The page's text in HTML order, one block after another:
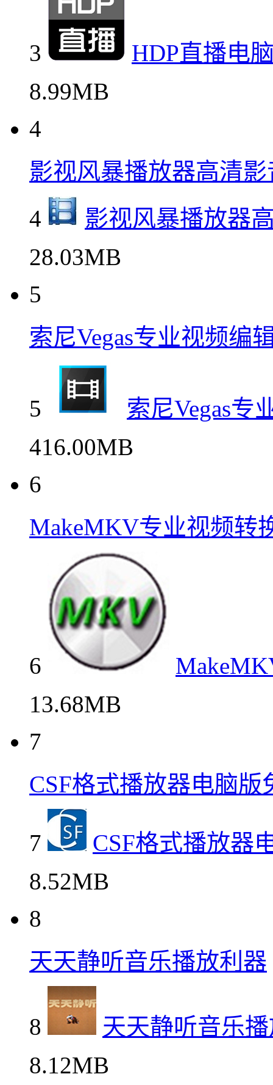
3
HDP直播电
8.99MB
4
影视风暴播放器高清
4
影视风暴播放器
28.03MB
5
索尼Vegas专业视频编
5
索尼Vegas专
416.00MB
6
MakeMKV专业视频转
6
13.68MB
7
CSF格式播放器电脑版
7
CSF格式播放器
8.52MB
8
天天静听音乐播放利器
8
天天静听音乐
8.12MB